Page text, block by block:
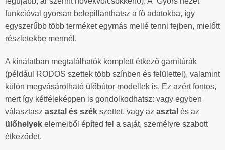
funkcióval gyorsan belepillanthatsz a fő adatokba, így
egyszerűbb több terméket egymás mellé tenni fejben, mielőtt
részletekbe mennél.
A kínálatban megtalálhatók komplett étkező garnitúrák
(például RODOS szettek több színben és felülettel), valamint
külön megvásárolható ülőbútor modellek is. Ez azért fontos,
mert így kétféleképpen is gondolkodhatsz: vagy egyben
választasz asztal és szék szettet, vagy az asztal és az
ülőhelyek elemeiből építed fel a saját, személyre szabott
étkeződet.